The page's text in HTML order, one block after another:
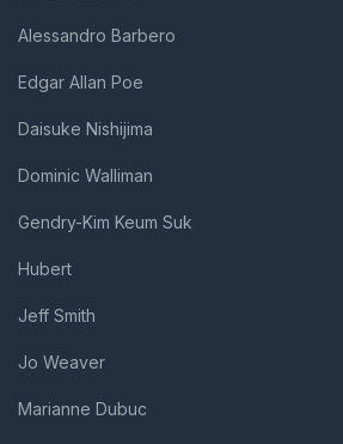
Alessandro Barbero
Edgar Allan Poe
Daisuke Nishijima
Dominic Walliman
Gendry-Kim Keum Suk
Hubert
Jeff Smith
Jo Weaver
Marianne Dubuc